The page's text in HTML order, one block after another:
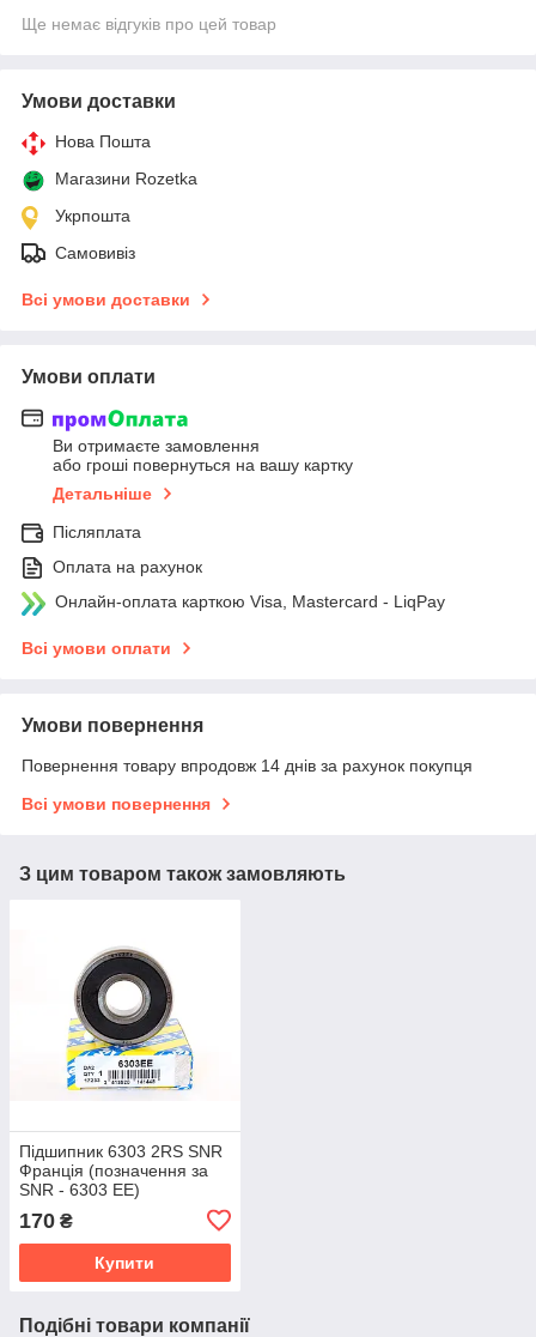
Ще немає відгуків про цей товар
Умови доставки
Нова Пошта
Магазини Rozetka
Укрпошта
Самовивіз
Всі умови доставки
Умови оплати
Ви отримаєте замовлення
або гроші повернуться на вашу картку
Детальніше
Післяплата
Оплата на рахунок
Онлайн-оплата карткою Visa, Mastercard - LiqPay
Всі умови оплати
Умови повернення
Повернення товару впродовж 14 днів за рахунок покупця
Всі умови повернення
З цим товаром також замовляють
Підшипник 6303 2RS SNR
Франція (позначення за
SNR - 6303 EE)
170 ₴
Купити
Подібні товари компанії